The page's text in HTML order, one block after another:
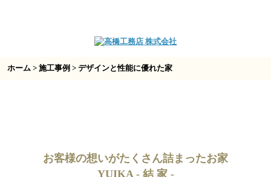
ホーム >施工事例 > デザインと性能に優れた家
お客様の想いがたくさん詰まったお家
YUIKA - 結 家 -